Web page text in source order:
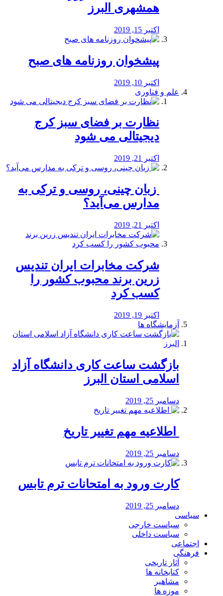
همشهری البرز
اکتبر 15, 2019
پیشخوان روزنامه های صبح
اکتبر 10, 2019
علم و فناوری
نظارت بر فضای سبز کرج
دیجیتالی می شود
اکتبر 21, 2019
️ زبان چینی، روسی و ترکی به
مدارس می‌آید؟
اکتبر 21, 2019
شرکت مخابرات ایران تندیس
زرین برند محبوب کشور را
کسب کرد
اکتبر 19, 2019
آزمایشگاه ها
بازگشت ساعت کاری دانشگاه آزاد
اسلامی استان البرز
دسامبر 25, 2019
️ اطلاعیه مهم تغییر تاریخ
دسامبر 25, 2019
کارت ورود به امتحانات ترم تابس
دسامبر 25, 2019
سیاسی
سیاست خارجی
سیاست داخلی
اجتماعی
فرهنگی
آثار تاریخی
کتابخانه ها
مشاهیر
موزه ها